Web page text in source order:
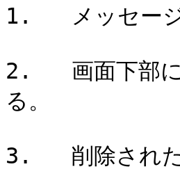
1.   メッセー
2.   画面下部に
る。
3.   削除された